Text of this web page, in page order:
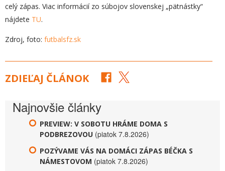
celý zápas. Viac informácií zo súbojov slovenskej „pätnástky“
nájdete TU.
Zdroj, foto: futbalsfz.sk
ZDIEĽAJ ČLÁNOK
Najnovšie články
PREVIEW: V SOBOTU HRÁME DOMA S
PODBREZOVOU (piatok 7.8.2026)
POZÝVAME VÁS NA DOMÁCI ZÁPAS BÉČKA S
NÁMESTOVOM (piatok 7.8.2026)